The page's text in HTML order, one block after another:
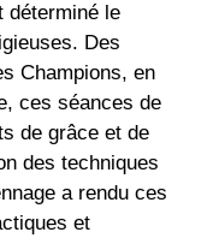
déterminé le
Des
Champions, en
ces séances de
de grâce et de
des techniques
a rendu ces
et